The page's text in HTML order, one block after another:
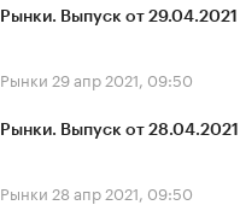
Рынки. Выпуск от 29.04.2021
Рынки 29 апр 2021, 09:50
Рынки. Выпуск от 28.04.2021
Рынки 28 апр 2021, 09:50